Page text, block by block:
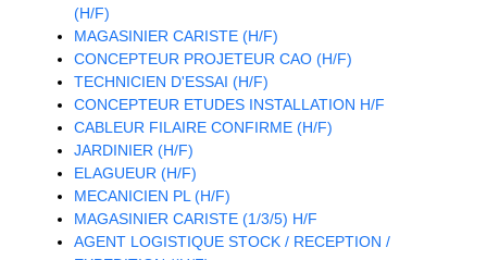
(H/F)
MAGASINIER CARISTE (H/F)
CONCEPTEUR PROJETEUR CAO (H/F)
TECHNICIEN D'ESSAI (H/F)
CONCEPTEUR ETUDES INSTALLATION H/F
CABLEUR FILAIRE CONFIRME (H/F)
JARDINIER (H/F)
ELAGUEUR (H/F)
MECANICIEN PL (H/F)
MAGASINIER CARISTE (1/3/5) H/F
AGENT LOGISTIQUE STOCK / RECEPTION /